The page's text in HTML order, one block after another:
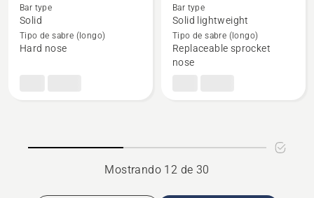
details
about
Bar type
Solid
Tipo de sabre (longo)
Hard nose
details
about
"SABRE
20""
Bar type
Solid lightweight
Tipo de sabre (longo)
Replaceable sprocket
nose
Mostrando 12 de 30